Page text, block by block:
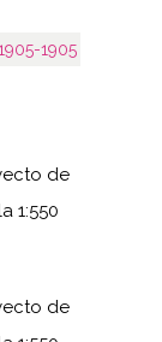
1905
de
1:550
de